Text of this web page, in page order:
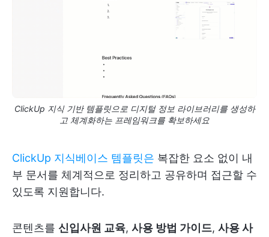
ClickUp 지식 기반 템플릿으로 디지털 정보 라이브러리를 생성하
고 체계화하는 프레임워크를 확보하세요
ClickUp 지식베이스 템플릿은 복잡한 요소 없이 내
부 문서를 체계적으로 정리하고 공유하며 접근할 수
있도록 지원합니다.
콘텐츠를 신입사원 교육, 사용 방법 가이드, 사용 사